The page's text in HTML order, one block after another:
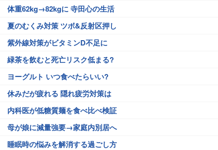
体重62kg→82kgに 寺田心の生活
夏のむくみ対策 ツボ&反射区押し
紫外線対策がビタミンD不足に
緑茶を飲むと死亡リスク低まる?
ヨーグルト いつ食べたらいい?
休みだが疲れる 隠れ疲労対策は
内科医が低糖質麺を食べ比べ検証
母が娘に減量強要→家庭内別居へ
睡眠時の悩みを解消する過ごし方